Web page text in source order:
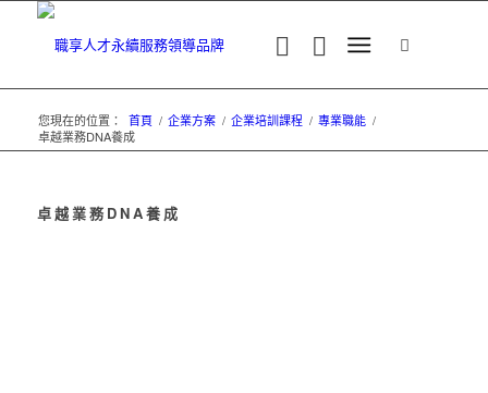
您現在的位置： 首頁 / 企業方案 / 企業培訓課程 / 專業職能 /
卓越業務DNA養成
卓越業務DNA養成